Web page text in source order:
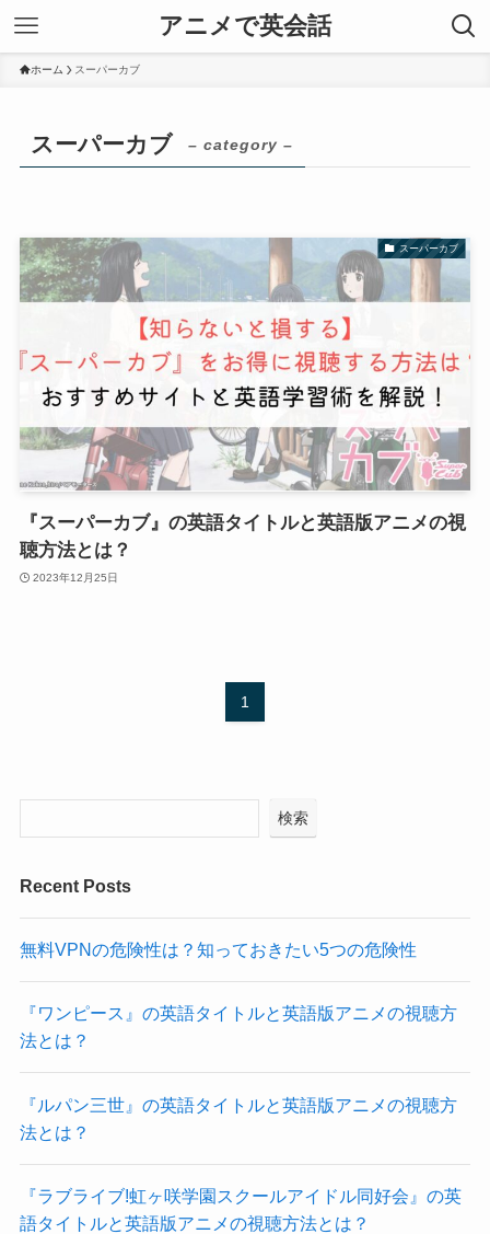
アニメで英会話
ホーム スーパーカブ
スーパーカブ – category –
スーパーカブ
『スーパーカブ』の英語タイトルと英語版アニメの視
聴方法とは？
2023年12月25日
1
検索
Recent Posts
無料VPNの危険性は？知っておきたい5つの危険性
『ワンピース』の英語タイトルと英語版アニメの視聴方
法とは？
『ルパン三世』の英語タイトルと英語版アニメの視聴方
法とは？
『ラブライブ!虹ヶ咲学園スクールアイドル同好会』の英
語タイトルと英語版アニメの視聴方法とは？